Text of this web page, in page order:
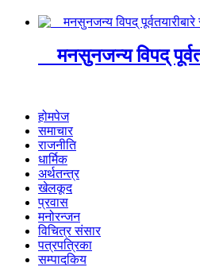
मनसुनजन्य विपद्
होमपेज
समाचार
राजनीति
धार्मिक
अर्थतन्त्र
खेलकूद
प्रवास
मनोरन्जन
विचित्र संसार
पत्रपत्रिका
सम्पादकिय